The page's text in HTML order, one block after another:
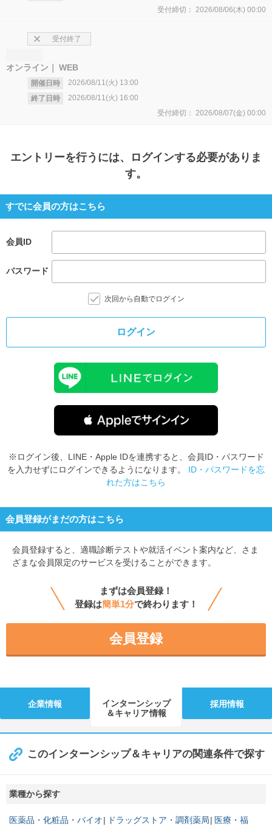
受付締切： 2026/08/06(木) 00:00
オンライン WEB
開催日時 2026/08/11(火) 13:00
終了日時
2026/08/11(火) 16:00
受付終了
受付締切： 2026/08/07(金) 00:00
エントリーを行うには、ログインする必要がありま
す。
すでに会員の方はこちら
会員ID
パスワード
次回から自動でログイン
ログイン
※ログイン後、LINE・Apple IDを連携すると、会員ID・パスワード
を入力せずにログインできるようになります。 ID・パスワードを忘
れた方はこちら
会員登録がまだの方はこちら
会員登録すると、 適職診断テストや就活イベント案内など、さま
ざまな会員限定のサービスを受けることができます。
まずは会員登録！
登録は簡単1分で終わります！
会員登録
企業情報
インターンシップ
＆キャリア情報
採用情報
このインターンシップ＆キャリアの関連条件で探す
業種から探す
医薬品・化粧品・バイオ ドラッグストア・調剤薬局
医療・福